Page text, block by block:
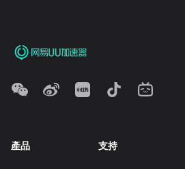
產品 支持